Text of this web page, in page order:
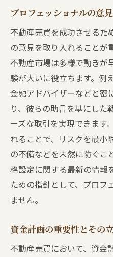
プロフェッショナルの意
不動産売買を成功させるた
の意見を取り入れることが
不動産市場は多様で動きが
験が大いに役立ちます。例
金融アドバイザーなどと密
り、彼らの助言を基にした
ーズな取引を実現できます
れることで、リスクを最小
の不備などを未然に防ぐこ
格設定に関する最新の情報
ための指針として、プロフ
ません。
資金計画の重要性とその
不動産売買において、資金